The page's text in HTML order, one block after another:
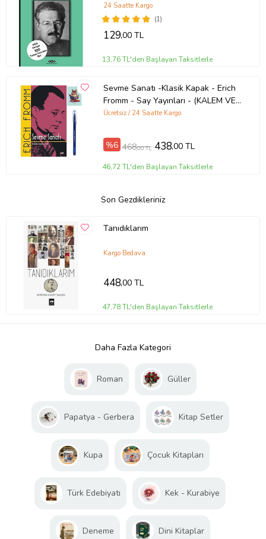
(1)
24 Saatte Kargo
129,00 TL
13,76 TL'den Başlayan Taksitlerle
Sevme Sanatı -Klasik Kapak - Erich
Fromm - Say Yayınları - (KALEM VE
NOT DEFTERLİ) (Renksiz)
Ücretsiz / 24 Saatte Kargo
%6 468,00 TL 438,00 TL
46,72 TL'den Başlayan Taksitlerle
Son Gezdikleriniz
Tanıdıklarım
Kargo Bedava
448,00 TL
47,78 TL'den Başlayan Taksitlerle
Daha Fazla Kategori
Roman Güller
Papatya - Gerbera Kitap Setler
Kupa Çocuk Kitapları
Türk Edebiyatı Kek - Kurabiye
Deneme Dini Kitaplar